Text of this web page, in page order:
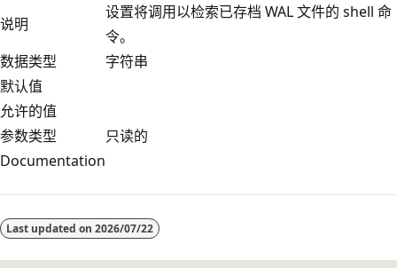
说明
设置将调用以检索已存档 WAL 文件的 shell 命
令。
数据类型
字符串
默认值
允许的值
参数类型
只读的
Documentation
模
式
Last updated on 2026/07/22